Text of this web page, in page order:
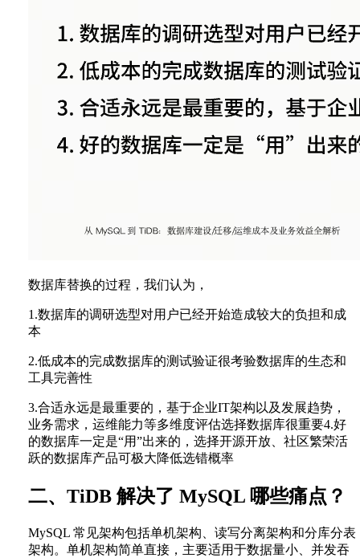
数据库替换的过程，我们认为，
1.数据库的调研选型对用户已经开始造成较大的负担和成
本
2.低成本的完成数据库的测试验证很考验数据库的生态和
工具完善性
3.合适永远是最重要的，基于企业IT架构以及发展趋势，
业务需求，运维能力等多维度评估选择数据库很重要4.好
的数据库一定是“用”出来的，选择开源开放、社区繁荣活
跃的数据库产品可极大降低选错概率
二、TiDB 解决了 MySQL 哪些痛点？
MySQL 常见架构包括单机架构、读写分离架构和分库分表
架构。单机架构简单直接，主要适用于数据量小、并发吞